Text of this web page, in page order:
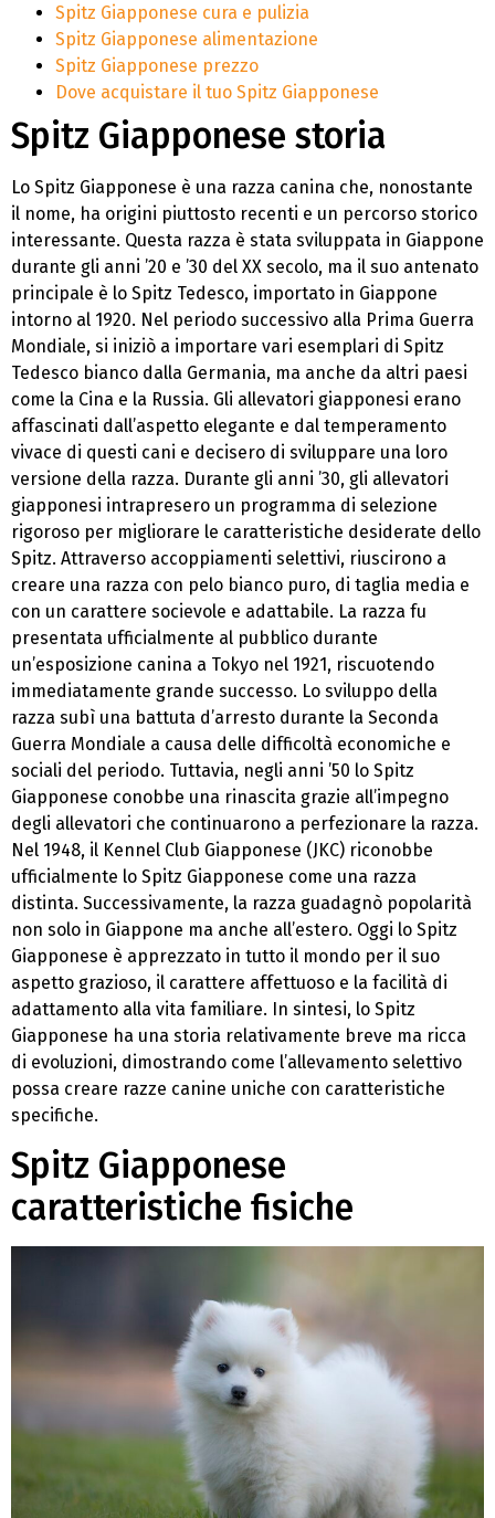
Spitz Giapponese cura e pulizia
Spitz Giapponese alimentazione
Spitz Giapponese prezzo
Dove acquistare il tuo Spitz Giapponese
Spitz Giapponese storia
Lo Spitz Giapponese è una razza canina che, nonostante
il nome, ha origini piuttosto recenti e un percorso storico
interessante. Questa razza è stata sviluppata in Giappone
durante gli anni ’20 e ’30 del XX secolo, ma il suo antenato
principale è lo Spitz Tedesco, importato in Giappone
intorno al 1920. Nel periodo successivo alla Prima Guerra
Mondiale, si iniziò a importare vari esemplari di Spitz
Tedesco bianco dalla Germania, ma anche da altri paesi
come la Cina e la Russia. Gli allevatori giapponesi erano
affascinati dall’aspetto elegante e dal temperamento
vivace di questi cani e decisero di sviluppare una loro
versione della razza. Durante gli anni ’30, gli allevatori
giapponesi intrapresero un programma di selezione
rigoroso per migliorare le caratteristiche desiderate dello
Spitz. Attraverso accoppiamenti selettivi, riuscirono a
creare una razza con pelo bianco puro, di taglia media e
con un carattere socievole e adattabile. La razza fu
presentata ufficialmente al pubblico durante
un’esposizione canina a Tokyo nel 1921, riscuotendo
immediatamente grande successo. Lo sviluppo della
razza subì una battuta d’arresto durante la Seconda
Guerra Mondiale a causa delle difficoltà economiche e
sociali del periodo. Tuttavia, negli anni ’50 lo Spitz
Giapponese conobbe una rinascita grazie all’impegno
degli allevatori che continuarono a perfezionare la razza.
Nel 1948, il Kennel Club Giapponese (JKC) riconobbe
ufficialmente lo Spitz Giapponese come una razza
distinta. Successivamente, la razza guadagnò popolarità
non solo in Giappone ma anche all’estero. Oggi lo Spitz
Giapponese è apprezzato in tutto il mondo per il suo
aspetto grazioso, il carattere affettuoso e la facilità di
adattamento alla vita familiare. In sintesi, lo Spitz
Giapponese ha una storia relativamente breve ma ricca
di evoluzioni, dimostrando come l’allevamento selettivo
possa creare razze canine uniche con caratteristiche
specifiche.
Spitz Giapponese
caratteristiche fisiche